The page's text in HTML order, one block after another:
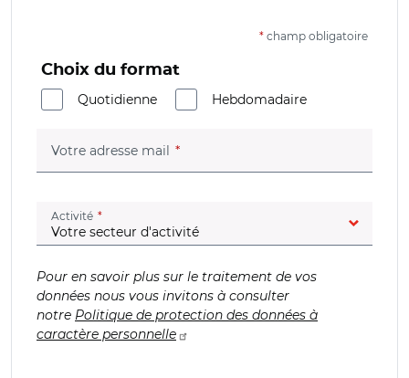
* champ obligatoire
Choix du format
Quotidienne
Hebdomadaire
Votre adresse mail (champ obligatoire)
Activité (champ obligatoire)
Pour en savoir plus sur le traitement de vos
données nous vous invitons à consulter
notre Politique de protection des données à
caractère personnelle